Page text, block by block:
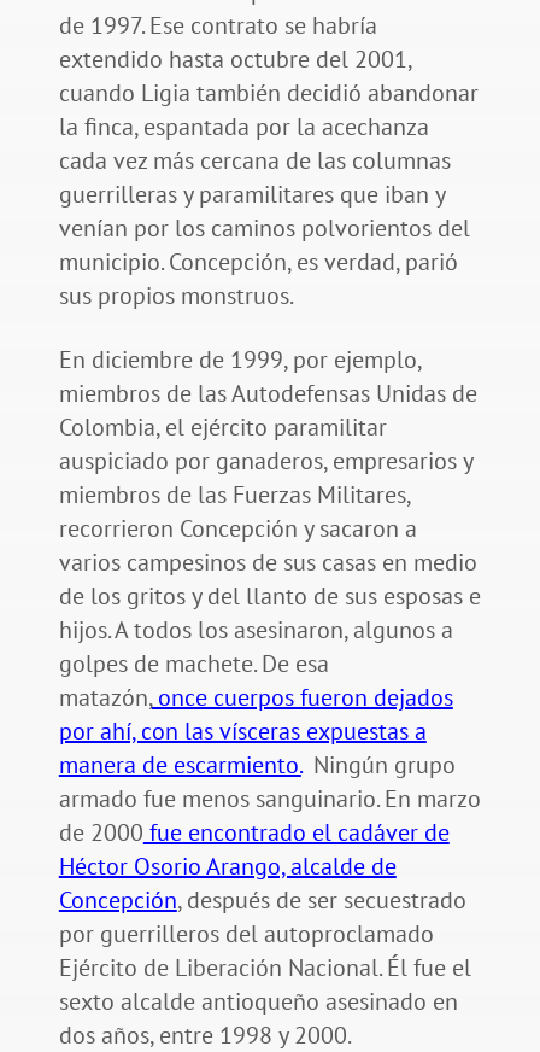
de 1997. Ese contrato se habría
extendido hasta octubre del 2001,
cuando Ligia también decidió abandonar
la finca, espantada por la acechanza
cada vez más cercana de las columnas
guerrilleras y paramilitares que iban y
venían por los caminos polvorientos del
municipio. Concepción, es verdad, parió
sus propios monstruos.
En diciembre de 1999, por ejemplo,
miembros de las Autodefensas Unidas de
Colombia, el ejército paramilitar
auspiciado por ganaderos, empresarios y
miembros de las Fuerzas Militares,
recorrieron Concepción y sacaron a
varios campesinos de sus casas en medio
de los gritos y del llanto de sus esposas e
hijos. A todos los asesinaron, algunos a
golpes de machete. De esa
matazón,once cuerpos fueron dejados
por ahí, con las vísceras expuestas a
manera de escarmiento.Ningún grupo
armado fue menos sanguinario. En marzo
de 2000 fue encontrado el cadáver de
Héctor Osorio Arango, alcalde de
Concepción, después de ser secuestrado
por guerrilleros del autoproclamado
Ejército de Liberación Nacional. Él fue el
sexto alcalde antioqueño asesinado en
dos años, entre 1998 y 2000.